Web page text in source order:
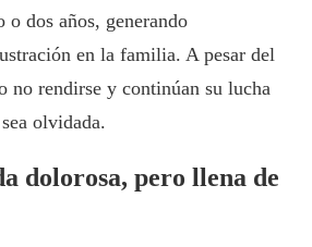
o dos años, generando
en la familia. A pesar del
no rendirse y continúan su lucha
olvidada.
dolorosa, pero llena de